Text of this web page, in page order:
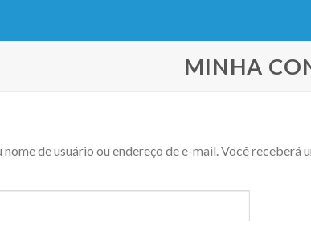
MINHA
nome de usuário ou endereço de e-mail. Você